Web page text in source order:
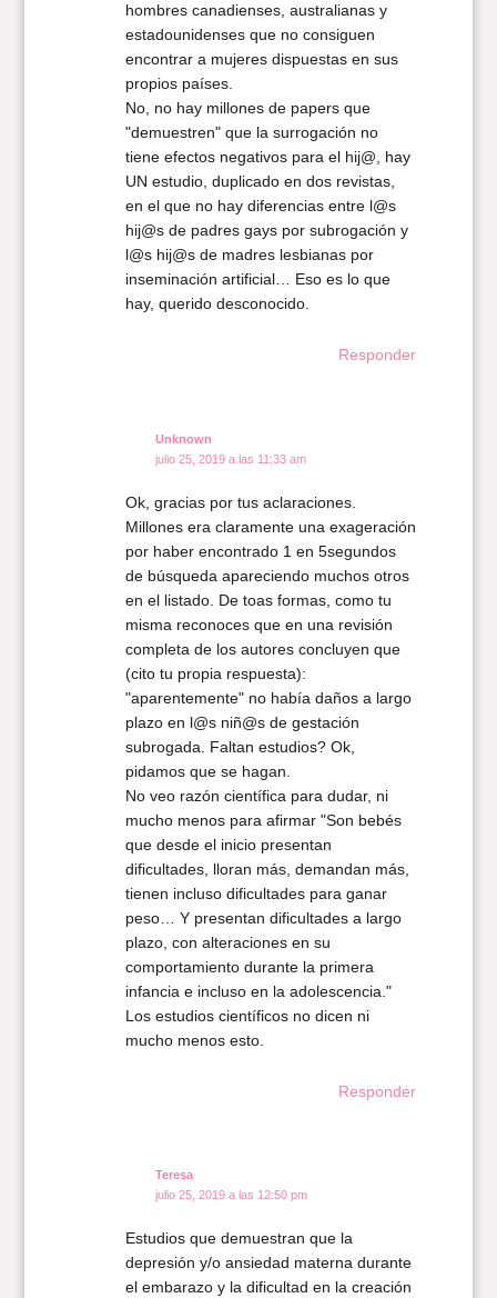
hombres canadienses, australianas y
estadounidenses que no consiguen
encontrar a mujeres dispuestas en sus
propios países.
No, no hay millones de papers que
"demuestren" que la surrogación no
tiene efectos negativos para el hij@, hay
UN estudio, duplicado en dos revistas,
en el que no hay diferencias entre l@s
hij@s de padres gays por subrogación y
l@s hij@s de madres lesbianas por
inseminación artificial… Eso es lo que
hay, querido desconocido.
Responder
Unknown
julio 25, 2019 a las 11:33 am
Ok, gracias por tus aclaraciones.
Millones era claramente una exageración
por haber encontrado 1 en 5segundos
de búsqueda apareciendo muchos otros
en el listado. De toas formas, como tu
misma reconoces que en una revisión
completa de los autores concluyen que
(cito tu propia respuesta):
"aparentemente" no había daños a largo
plazo en l@s niñ@s de gestación
subrogada. Faltan estudios? Ok,
pidamos que se hagan.
No veo razón científica para dudar, ni
mucho menos para afirmar "Son bebés
que desde el inicio presentan
dificultades, lloran más, demandan más,
tienen incluso dificultades para ganar
peso… Y presentan dificultades a largo
plazo, con alteraciones en su
comportamiento durante la primera
infancia e incluso en la adolescencia."
Los estudios científicos no dicen ni
mucho menos esto.
Responder
Teresa
julio 25, 2019 a las 12:50 pm
Estudios que demuestran que la
depresión y/o ansiedad materna durante
el embarazo y la dificultad en la creación